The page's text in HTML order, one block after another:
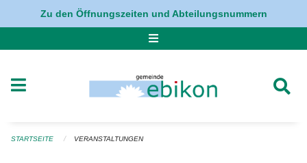
Navigation überspringen
Zu den Öffnungszeiten und Abteilungsnummern
STARTSEITE VERANSTALTUNGEN